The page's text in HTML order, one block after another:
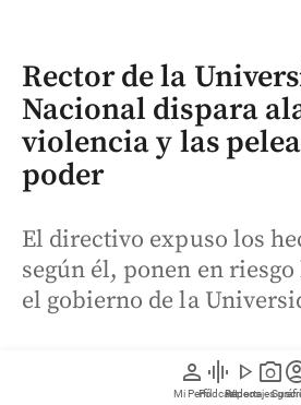
person
Mi Perfil
graphic_eq
Pódcast
play_arrow
Videos
photo_camera
Reportajes
Rector de la
Nacional dispara
violencia y las
poder
El directivo expuso los
según él, ponen en
el gobierno de la